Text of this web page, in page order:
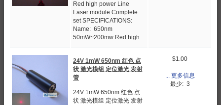
Red high power Line
Laser module Complete
set SPECIFICATIONS:
Name: 650nm
50mW~200mw Red high...
24V 1mW 650nm 红色 点
状 激光模组 定位激光 发射
管
24V 1mW 650nm 红色 点
状 激光模组 定位激光 发射
$1.00
... 更多信息
最少: 3